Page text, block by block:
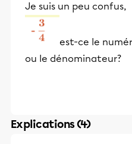
Je suis un peu confus,
est-ce le
ou le dénominateur?
Explications (4)